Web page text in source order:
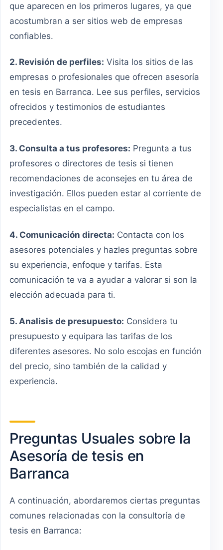
que aparecen en los primeros lugares, ya que
acostumbran a ser sitios web de empresas
confiables.
2. Revisión de perfiles: Visita los sitios de las
empresas o profesionales que ofrecen asesoría
en tesis en Barranca. Lee sus perfiles, servicios
ofrecidos y testimonios de estudiantes
precedentes.
3. Consulta a tus profesores: Pregunta a tus
profesores o directores de tesis si tienen
recomendaciones de aconsejes en tu área de
investigación. Ellos pueden estar al corriente de
especialistas en el campo.
4. Comunicación directa: Contacta con los
asesores potenciales y hazles preguntas sobre
su experiencia, enfoque y tarifas. Esta
comunicación te va a ayudar a valorar si son la
elección adecuada para ti.
5. Analisis de presupuesto: Considera tu
presupuesto y equipara las tarifas de los
diferentes asesores. No solo escojas en función
del precio, sino también de la calidad y
experiencia.
Preguntas Usuales sobre la
Asesoría de tesis en
Barranca
A continuación, abordaremos ciertas preguntas
comunes relacionadas con la consultoría de
tesis en Barranca: